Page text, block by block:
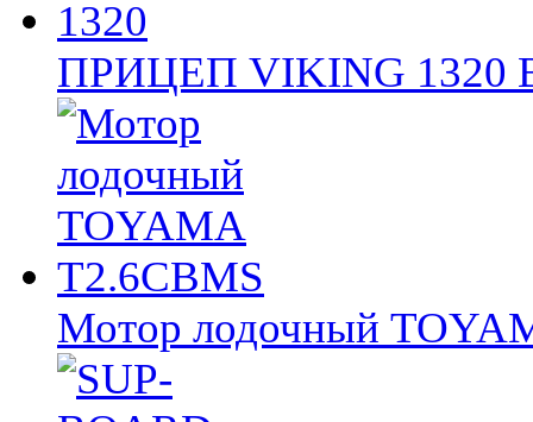
ПРИЦЕП VIKING
Мотор лодочный